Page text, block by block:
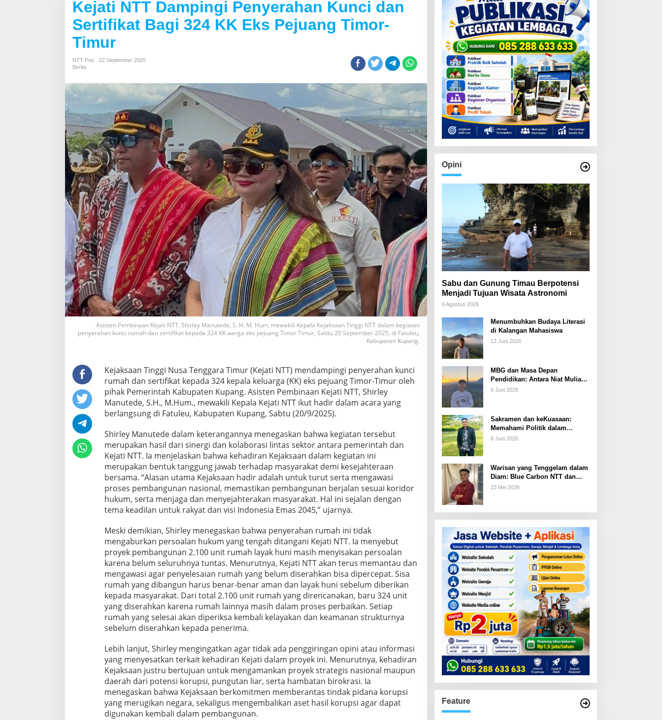
Kejati NTT Dampingi Penyerahan Kunci dan
Sertifikat Bagi 324 KK Eks Pejuang Timor-
Timur
NTT Pos
22 September 2025
Berita
Asisten Pembinaan Kejati NTT, Shirley Manutede, S. H. M. Hum, mewakili Kepala Kejaksaan Tinggi NTT dalam kegiatan
penyerahan kunci rumah dan sertifikat kepada 324 KK warga eks pejuang Timor Timur, Sabtu 20 September 2025, di Fatuleu,
Kabupaten Kupang.
Kejaksaan Tinggi Nusa Tenggara Timur (Kejati NTT) mendampingi penyerahan kunci
rumah dan sertifikat kepada 324 kepala keluarga (KK) eks pejuang Timor-Timur oleh
pihak Pemerintah Kabupaten Kupang. Asisten Pembinaan Kejati NTT, Shirley
Manutede, S.H., M.Hum., mewakili Kepala Kejati NTT ikut hadir dalam acara yang
berlangsung di Fatuleu, Kabupaten Kupang, Sabtu (20/9/2025).
Shirley Manutede dalam keterangannya menegaskan bahwa kegiatan tersebut
merupakan hasil dari sinergi dan kolaborasi lintas sektor antara pemerintah dan
Kejati NTT. Ia menjelaskan bahwa kehadiran Kejaksaan dalam kegiatan ini
merupakan bentuk tanggung jawab terhadap masyarakat demi kesejahteraan
bersama. “Alasan utama Kejaksaan hadir adalah untuk turut serta mengawasi
proses pembangunan nasional, memastikan pembangunan berjalan sesuai koridor
hukum, serta menjaga dan menyejahterakan masyarakat. Hal ini sejalan dengan
tema keadilan untuk rakyat dan visi Indonesia Emas 2045,” ujarnya.
Meski demikian, Shirley menegaskan bahwa penyerahan rumah ini tidak
mengaburkan persoalan hukum yang tengah ditangani Kejati NTT. Ia menyebut
proyek pembangunan 2.100 unit rumah layak huni masih menyisakan persoalan
karena belum seluruhnya tuntas. Menurutnya, Kejati NTT akan terus memantau dan
mengawasi agar penyelesaian rumah yang belum diserahkan bisa dipercepat. Sisa
rumah yang dibangun harus benar-benar aman dan layak huni sebelum diberikan
kepada masyarakat. Dari total 2.100 unit rumah yang direncanakan, baru 324 unit
yang diserahkan karena rumah lainnya masih dalam proses perbaikan. Setiap
rumah yang selesai akan diperiksa kembali kelayakan dan keamanan strukturnya
sebelum diserahkan kepada penerima.
Lebih lanjut, Shirley mengingatkan agar tidak ada penggiringan opini atau informasi
yang menyesatkan terkait kehadiran Kejati dalam proyek ini. Menurutnya, kehadiran
Kejaksaan justru bertujuan untuk mengamankan proyek strategis nasional maupun
daerah dari potensi korupsi, pungutan liar, serta hambatan birokrasi. Ia
menegaskan bahwa Kejaksaan berkomitmen memberantas tindak pidana korupsi
yang merugikan negara, sekaligus mengembalikan aset hasil korupsi agar dapat
digunakan kembali dalam pembangunan.
Opini
Sabu dan Gunung Timau Berpotensi
Menjadi Tujuan Wisata Astronomi
6 Agustus 2026
Menumbuhkan Budaya Literasi
di Kalangan Mahasiswa
13 Juni 2026
MBG dan Masa Depan
Pendidikan: Antara Niat Mulia
dan Tata Kelola yang Lemah
9 Juni 2026
Sakramen dan keKuasaan:
Memahami Politik dalam
Perspektif Sakramentologi
8 Juni 2026
Warisan yang Tenggelam dalam
Diam: Blue Carbon NTT dan
Janji Ekonomi yang Belum
23 Mei 2026
Feature